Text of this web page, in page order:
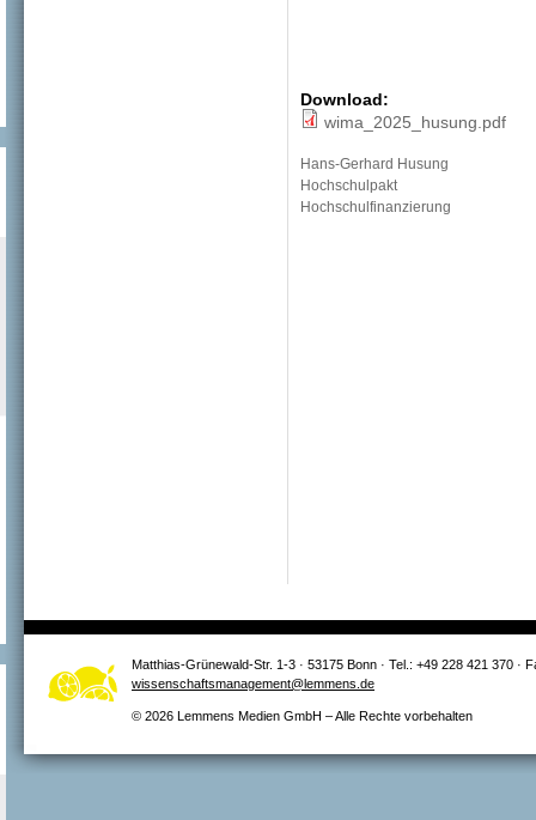
Download:
wima_2025_husung.pdf
Hans-Gerhard Husung
Hochschulpakt
Hochschulfinanzierung
Matthias-Grünewald-Str. 1-3 · 53175 Bonn · Tel.: +49 228 421 370 ·
wissenschaftsmanagement@lemmens.de
© 2026 Lemmens Medien GmbH – Alle Rechte vorbehalten